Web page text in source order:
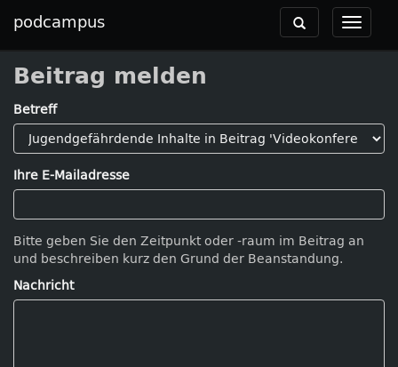
podcampus
Toggle
Toggle
navigation
Beitrag melden
Betreff
Ihre E-Mailadresse
Bitte geben Sie den Zeitpunkt oder -raum im Beitrag an
und beschreiben kurz den Grund der Beanstandung.
Nachricht